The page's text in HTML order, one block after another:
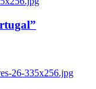
26-335x256.jpg